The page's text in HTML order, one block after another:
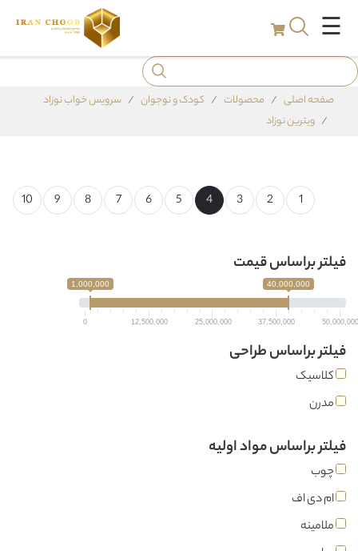
☰
صفحه اصلی محصولات کودک و نوجوان
سرویس خواب نوزاد
ویترین نوزاد
فیلتر براساس قیمت
1,000,000 40,000,000
0 12,500,000 25,000,000 37,500,000 50,000,000
فیلتر براساس طراحی
کلاسیک
مدرن
فیلتر براساس مواد اولیه
چوب
ام دی اف
ملامینه
1
2
3
4
5
6
7
8
9
10